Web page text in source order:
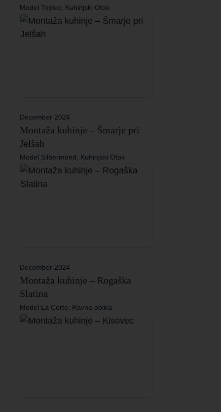
Model Toplux, Kuhinjski Otok
December 2024
Montaža kuhinje – Šmarje pri
Jelšah
Model Silbermond, Kuhinjski Otok
December 2024
Montaža kuhinje – Rogaška
Slatina
Model La Corte, Ravna oblika